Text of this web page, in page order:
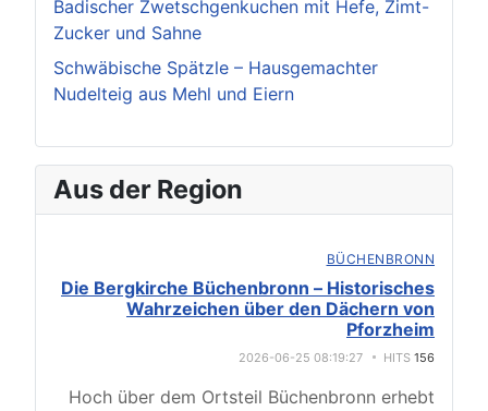
Badischer Zwetschgenkuchen mit Hefe, Zimt-
Zucker und Sahne
Schwäbische Spätzle – Hausgemachter
Nudelteig aus Mehl und Eiern
Aus der Region
BÜCHENBRONN
Die Bergkirche Büchenbronn – Historisches
Wahrzeichen über den Dächern von
Pforzheim
2026-06-25 08:19:27 HITS 156
Hoch über dem Ortsteil Büchenbronn erhebt